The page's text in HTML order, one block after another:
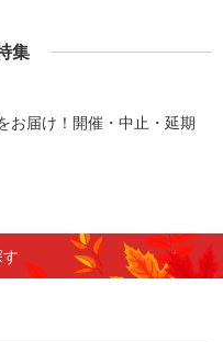
集
お届け！開催・中止・延期